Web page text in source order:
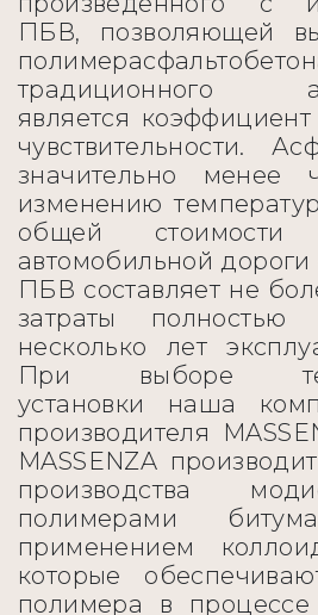
ПБВ, позволяющей
традиционного
является
чувствительности.
значительно менее
изменению
общей стоимости
автомобильной
ПБВ составляет не
затраты полностью
несколько лет
При выборе
установки наша
производителя
MASSENZA
производства
полимерами
применением
которые
полимера в процессе